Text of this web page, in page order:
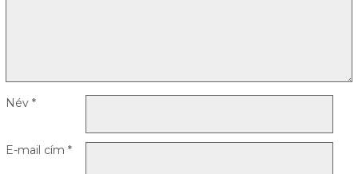
Név *
E-mail cím *